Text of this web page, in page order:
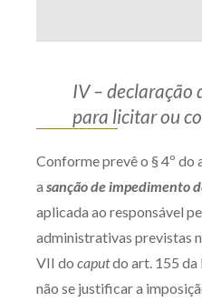
IV – declaração
para licitar ou
Conforme prevê o § 4º do
a sanção de impedimento
aplicada ao responsável
administrativas previstas
VII do caputdo art. 155 da
não se justificar a